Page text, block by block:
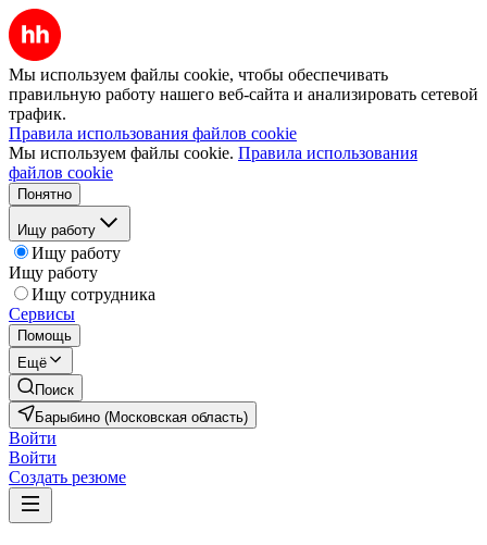
Мы используем файлы cookie, чтобы обеспечивать
правильную работу нашего веб-сайта и анализировать сетевой
трафик.
Правила использования файлов cookie
Мы используем файлы cookie. Правила использования
файлов cookie
Понятно
Ищу работу
Ищу работу
Ищу работу
Ищу сотрудника
Сервисы
Помощь
Ещё
Поиск
Барыбино (Московская область)
Войти
Войти
Создать резюме